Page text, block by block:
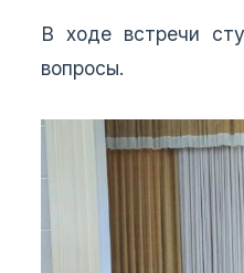
В ходе встречи
вопросы.